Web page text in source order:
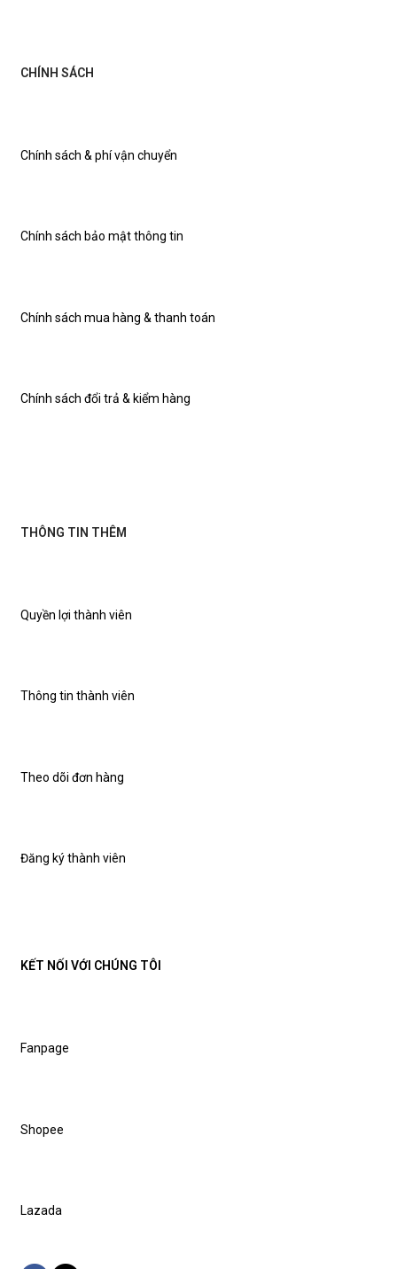
THÔNG TIN THÊM
Quyền lợi thành viên
Thông tin thành viên
Theo dõi đơn hàng
Đăng ký thành viên
CHÍNH SÁCH
Chính sách bảo mật thông tin
Chính sách mua hàng & thanh toán
Chính sách đổi trả & kiểm hàng
Chính sách & phí vận chuyển
KẾT NỐI VỚI CHÚNG TÔI
Fanpage
Shopee
Lazada